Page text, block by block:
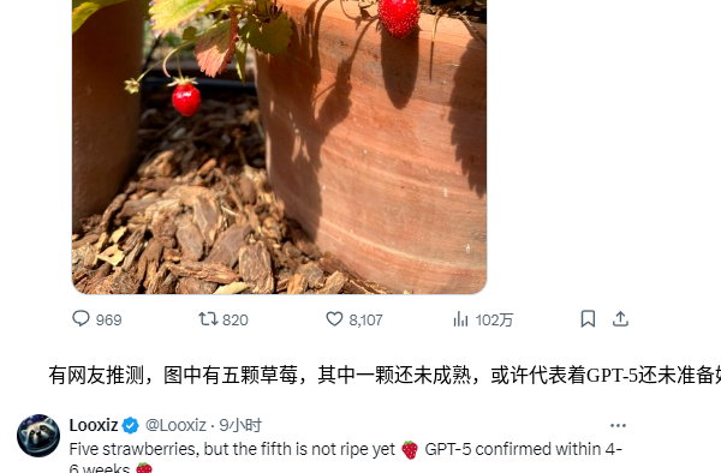
有网友推测，图中有五颗草莓，其中一颗还未成熟，或许代表着GPT-5还未准备